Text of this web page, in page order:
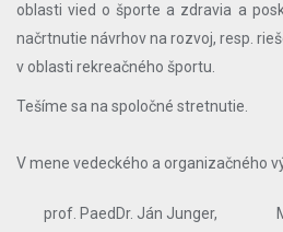
oblasti vied o športe a zdravia a
načrtnutie návrhov na rozvoj, resp.
v oblasti rekreačného športu.
Tešíme sa na spoločné stretnutie.
V mene vedeckého a organizačného
prof. PaedDr. Ján Junger,